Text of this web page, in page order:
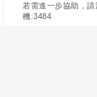
若需進一步協助，
機:3484